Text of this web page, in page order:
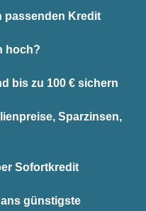
passenden Kredit
hoch?
bis zu 100 € sichern
Sparzinsen,
Sofortkredit
günstigste